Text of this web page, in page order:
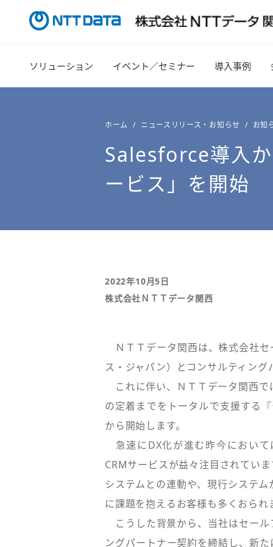
ソリューション イベント／セミナー 導入事例
ホーム ニュースリリース・お知らせ お知
Salesforce導入
ービス」を開始
2022年10月5日
株式会社ＮＴＴデータ関西
ＮＴＴデータ関西は、株式会社
ス・ジャパン）とコンサルティン
これに伴い、ＮＴＴデータ関西
の定着までをトータルで支援する
から開始します。
急速にDX化が進む昨今におい
CRMサービスが益々注目されてい
システムとの連動や、現行システ
に課題を抱えるお客様も多くおられ
こうした背景から、当社はセー
ングパートナー契約を締結し、新